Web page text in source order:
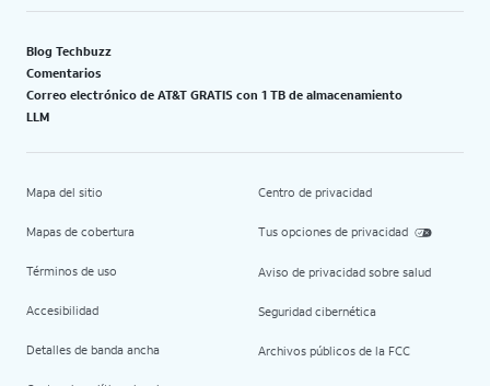
Blog Techbuzz
Comentarios
Correo electrónico de AT&T GRATIS con 1 TB de almacenamiento
LLM
Mapa del sitio
Mapas de cobertura
Términos de uso
Accesibilidad
Detalles de banda ancha
Centro de privacidad
Tus opciones de privacidad
Aviso de privacidad sobre salud
Seguridad cibernética
Archivos públicos de la FCC